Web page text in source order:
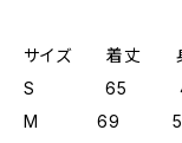
サイズ 着丈
S 65
M 69